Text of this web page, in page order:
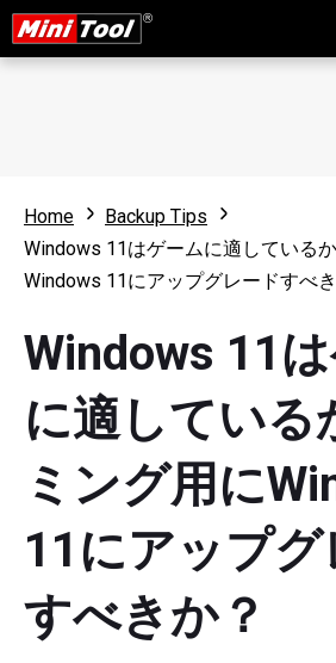
Home
Backup Tips
Windows 11はゲームに適している
Windows 11にアップグレードすべ
Windows 11
に適している
ミング用に
11にアップグ
すべきか？